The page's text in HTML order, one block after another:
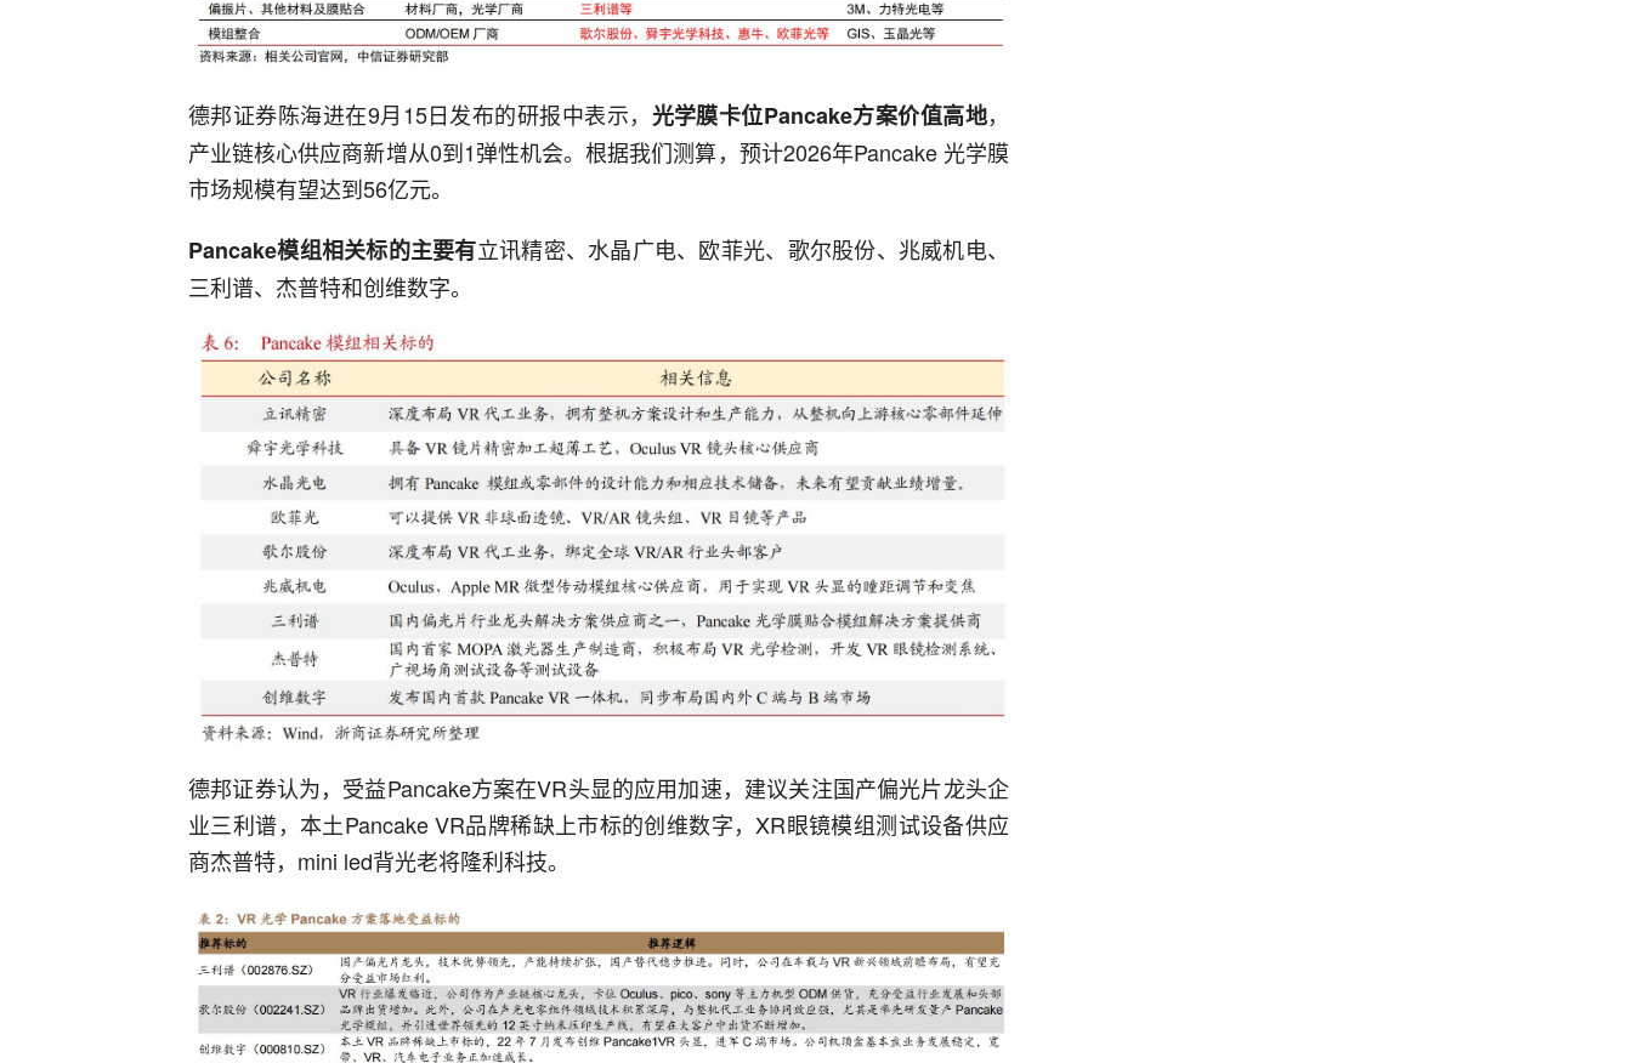
德邦证券陈海进在9月15日发布的研报中表示， 光学膜卡位Pancake方案价值高地，
产业链核心供应商新增从0到1弹性机会。根据我们测算，预计2026年Pancake 光学膜
市场规模有望达到56亿元。
Pancake模组相关标的主要有立讯精密、水晶广电、欧菲光、歌尔股份、兆威机电、
三利谱、杰普特和创维数字。
德邦证券认为，受益Pancake方案在VR头显的应用加速，建议关注国产偏光片龙头企
业三利谱，本土Pancake VR品牌稀缺上市标的创维数字，XR眼镜模组测试设备供应
商杰普特，mini led背光老将隆利科技。